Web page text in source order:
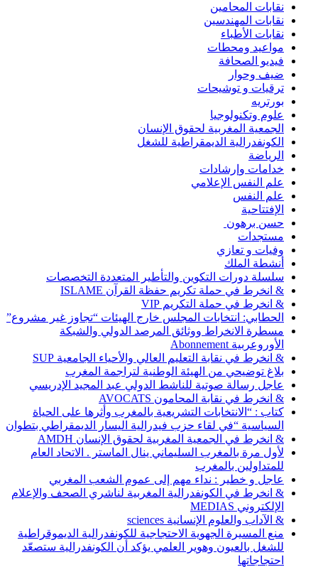
نقابات المحامين
نقابات المهندسين
نقابات الأطباء
مواعيد ومحطات
فيديو الصحافة
ضيف وحوار
ترقيات و توشيحات
بورتريه
علوم وتكنولوجيا
الجمعية المغربية لحقوق الإنسان
الكونفدرالية الديمقراطية للشغل
الرياضة
خدامات وإرشادات
علم النفس الإعلامي
علم النفس
الإفتتاحية
حسن برهون
مستجدات
وفيات و تعازي
أنشطة الملك
سلسلة دورات التكوين والتأطير المتعددة التخصصات
& انخرط في حملة تكريم حفظة القرآن ISLAME
& انخرط في حملة التكريم VIP
الحطابي: انتخابات المجلس خارج الهيئات “تجاوز غير مشروع”
مسطرة الانخراط ووثائق المرصد الدولي والشبكة
الأوروعربية Abonnement
& انخرط في نقابة التعليم العالي والأحياء الجامعية SUP
بلاغ توضيحي من الهيئة الوطنية لتراجمة المغرب
عاجل رسالة صوتية للناشط الدولي عبد المجيد الإدريسي
& انخرط في نقابة المحامون AVOCATS
كتاب : “الانتخابات التشريعية بالمغرب وأثرها على الحياة
السياسية “في لقاء حزب فيدرالية اليسار الديمقراطي بتطوان
& انخرط في الجمعية المغربية لحقوق الإنسان AMDH
لأول مرة بالمغرب السليماني ينال الماستر . الاتحاد العام
للمتداولين بالمغرب
عاجل و خطير : نداء مهم إلى عموم الشعب المغربي
& انخرط في الكونفدرالية المغربية لناشري الصحف والإعلام
الإلكتروني MEDIAS
& الآداب والعلوم الإنسانية sciences
منع المسيرة الجهوية الاحتجاجية للكونفدرالية الديموقراطية
للشغل بالعيون وهوير العلمي يؤكد أن الكونفدرالية ستصعّد
احتجاجاتها